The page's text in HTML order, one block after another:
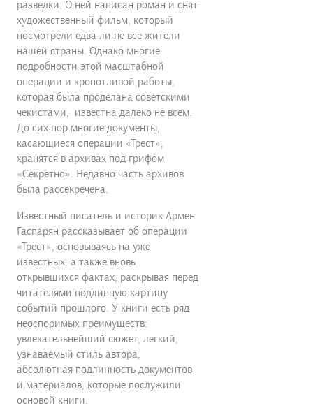
разведки. О ней написан роман и снят
художественный фильм, который
посмотрели едва ли не все жители
нашей страны. Однако многие
подробности этой масштабной
операции и кропотливой работы,
которая была проделана советскими
чекистами, известна далеко не всем.
До сих пор многие документы,
касающиеся операции «Трест»,
хранятся в архивах под грифом
«Секретно». Недавно часть архивов
была рассекречена.
Известный писатель и историк Армен
Гаспарян рассказывает об операции
«Трест», основываясь на уже
известных, а также вновь
открывшихся фактах, раскрывая перед
читателями подлинную картину
событий прошлого. У книги есть ряд
неоспоримых преимуществ:
увлекательнейший сюжет, легкий,
узнаваемый стиль автора,
абсолютная подлинность документов
и материалов, которые послужили
основой книги.